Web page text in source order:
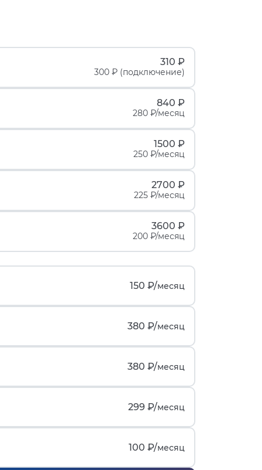
310 ₽
300 ₽ (подключение)
840 ₽
280 ₽/месяц
1500 ₽
250 ₽/месяц
2700 ₽
225 ₽/месяц
3600 ₽
200 ₽/месяц
150 ₽/месяц
380 ₽/месяц
380 ₽/месяц
299 ₽/месяц
100 ₽/месяц